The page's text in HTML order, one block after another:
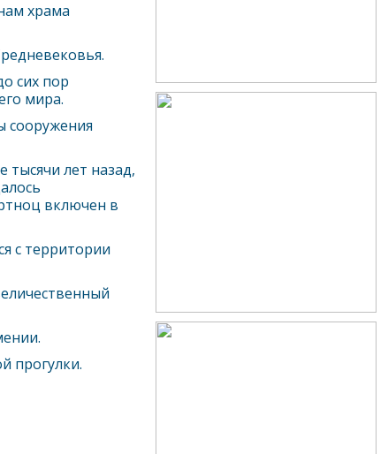
храма
сих пор
мира.
сооружения
тысячи лет назад,
включен в
с территории
прогулки.